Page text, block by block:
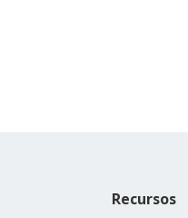
Recursos